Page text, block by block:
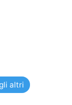
altri